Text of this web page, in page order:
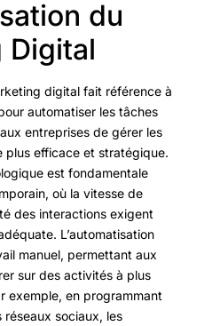
du
Digital
digital fait référence à
automatiser les tâches
entreprises de gérer les
plus efficace et stratégique.
est fondamentale
où la vitesse de
des interactions exigent
L’automatisation
manuel, permettant aux
sur des activités à plus
exemple, en programmant
sociaux, les